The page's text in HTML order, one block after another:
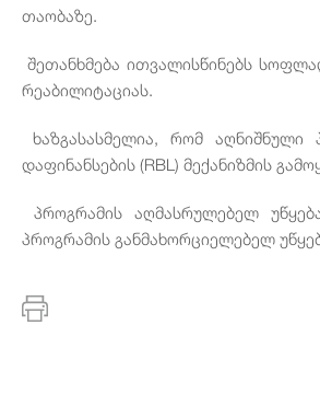
თაობაზე.
შეთანხმება ითვალისწინებს
რეაბილიტაციას.
ხაზგასასმელია, რომ აღნიშნული
დაფინანსების (RBL) მექანიზმის
პროგრამის აღმასრულებელ
პროგრამის განმახორციელებელ